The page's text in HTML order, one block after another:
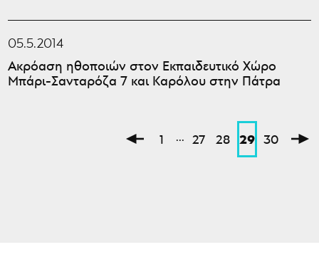
05.5.2014
Ακρόαση ηθοποιών στον Εκπαιδευτικό Χώρο
Μπάρι-Σανταρόζα 7 και Καρόλου στην Πάτρα
1 ... 27 28 29 30